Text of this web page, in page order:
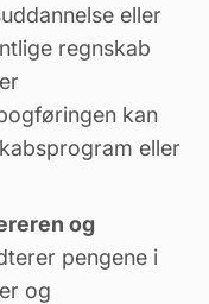
eller
regnskab
kan
eller
og
pengene i
og